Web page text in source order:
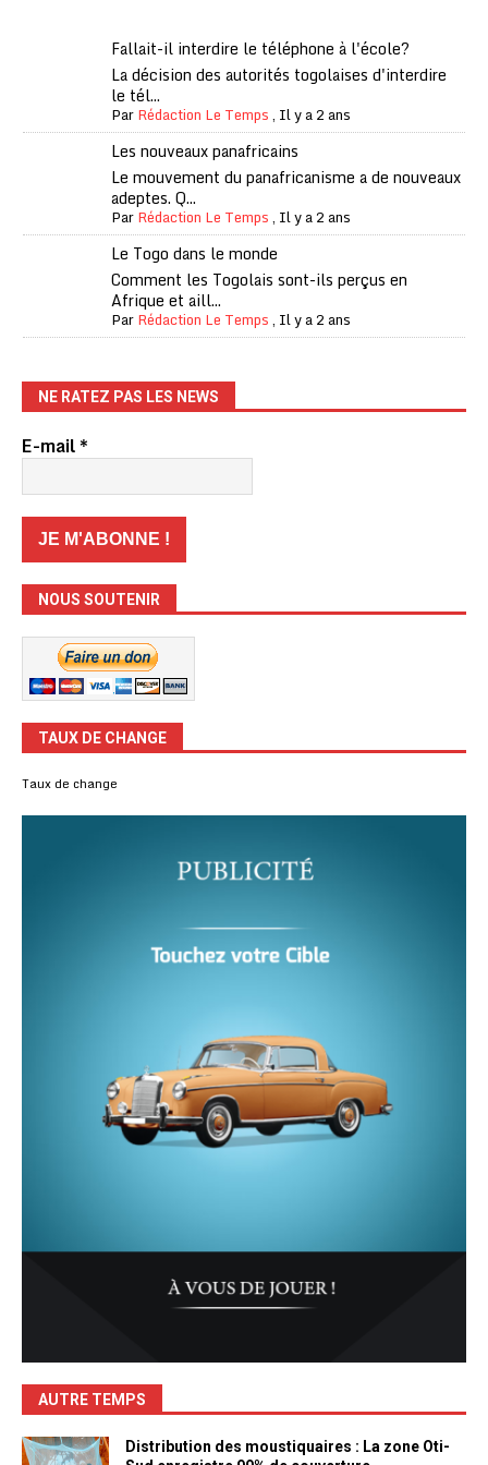
Fallait-il interdire le téléphone à l'école?
La décision des autorités togolaises d'interdire
le tél...
ParRédaction Le Temps, Il y a 2 ans
Les nouveaux panafricains
Le mouvement du panafricanisme a de nouveaux
adeptes. Q...
ParRédaction Le Temps, Il y a 2 ans
Le Togo dans le monde
Comment les Togolais sont-ils perçus en
Afrique et aill...
ParRédaction Le Temps, Il y a 2 ans
NE RATEZ PAS LES NEWS
E-mail*
NOUS SOUTENIR
TAUX DE CHANGE
Taux de change
AUTRE TEMPS
Distribution des moustiquaires : La zone Oti-